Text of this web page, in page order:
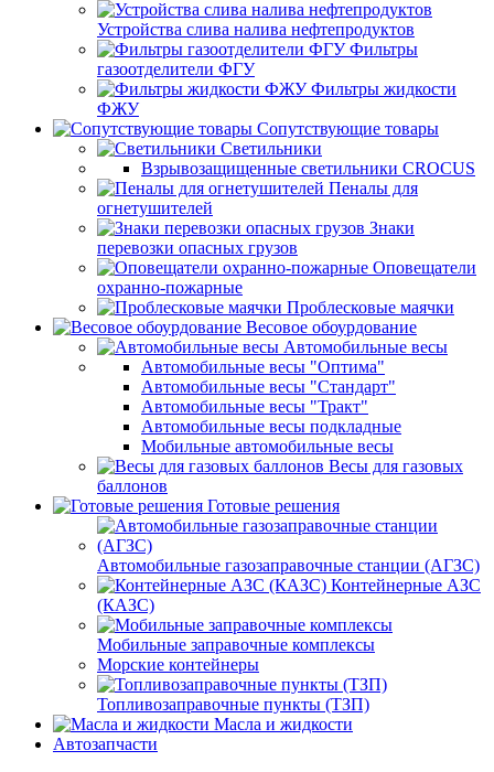
Устройства слива налива нефтепродуктов
Фильтры
газоотделители ФГУ
Фильтры жидкости
ФЖУ
Сопутствующие товары
Светильники
Взрывозащищенные светильники CROCUS
Пеналы для
огнетушителей
Знаки
перевозки опасных грузов
Оповещатели
охранно-пожарные
Проблесковые маячки
Весовое обоурдование
Автомобильные весы
Автомобильные весы "Оптима"
Автомобильные весы "Стандарт"
Автомобильные весы "Тракт"
Автомобильные весы подкладные
Мобильные автомобильные весы
Весы для газовых
баллонов
Готовые решения
Автомобильные газозаправочные станции (АГЗС)
Контейнерные АЗС
(КАЗС)
Мобильные заправочные комплексы
Морские контейнеры
Топливозаправочные пункты (ТЗП)
Масла и жидкости
Автозапчасти